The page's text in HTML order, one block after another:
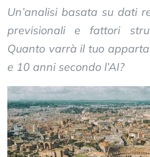
Un’analisi basata su dati
previsionali e fattori
Quanto varrà il tuo
e 10 anni secondo l’AI?